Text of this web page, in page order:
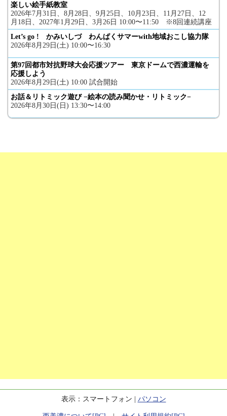
楽しい絵手紙教室
2026年7月31日、8月28日、9月25日、10月23日、11月27日、12
月18日、2027年1月29日、3月26日 10:00〜11:50 ※8回連続講座
Let’s go ! かみいしづ わんぱくサマーwith地域おこし協力隊
2026年8月29日(土) 10:00〜16:30
第97回都市対抗野球大会応援ツアー 東京ドームで西濃運輸を
応援しよう
2026年8月29日(土) 10:00 試合開始
お話＆リトミック遊び −絵本の読み聞かせ・リトミック−
2026年8月30日(日) 13:30〜14:00
表示：スマートフォン | パソコン